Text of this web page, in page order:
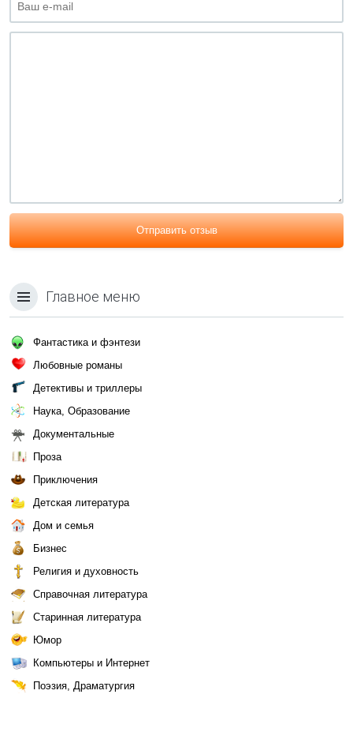
Отправить отзыв
Главное меню
Фантастика и фэнтези
Любовные романы
Детективы и триллеры
Наука, Образование
Документальные
Проза
Приключения
Детская литература
Дом и семья
Бизнес
Религия и духовность
Справочная литература
Старинная литература
Юмор
Компьютеры и Интернет
Поэзия, Драматургия